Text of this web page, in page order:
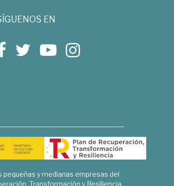
EN
pequeñas y medianas empresas del
Transformación y Resiliencia.